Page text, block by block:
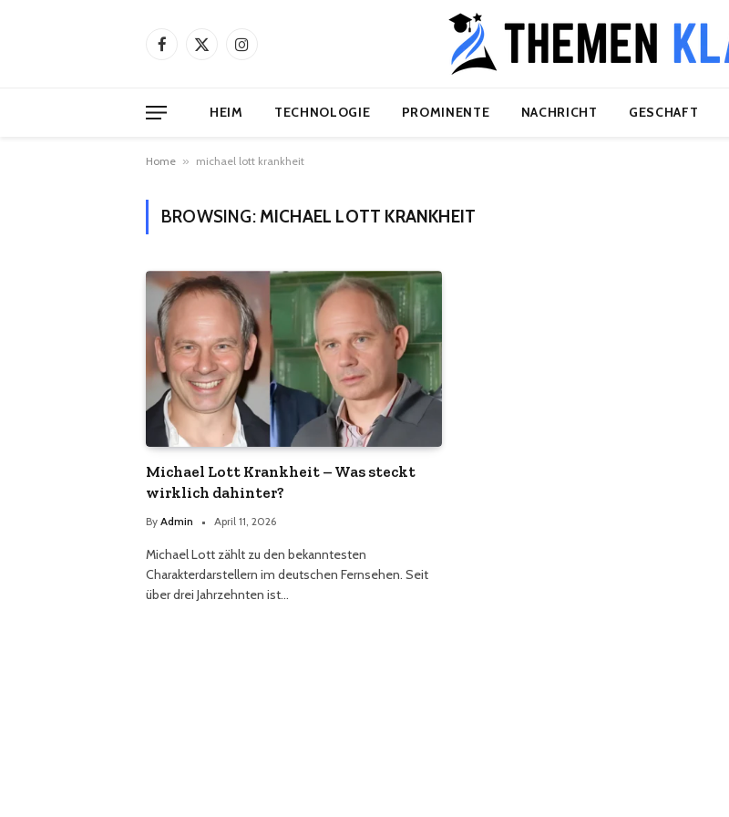
Facebook
X
Instagram
HEIM TECHNOLOGIE PROMINENTE NACHRICHT GESCHAFT
Home » michael lott krankheit
BROWSING: MICHAEL LOTT KRANKHEIT
Michael Lott Krankheit – Was steckt
wirklich dahinter?
By Admin April 11, 2026
Michael Lott zählt zu den bekanntesten
Charakterdarstellern im deutschen Fernsehen. Seit
über drei Jahrzehnten ist…